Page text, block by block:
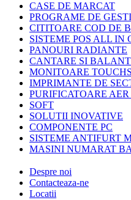
CASE DE MARCAT
PROGRAME DE
CITITOARE COD DE
SISTEME POS ALL IN
PANOURI RADIANTE
CANTARE SI
MONITOARE
IMPRIMANTE DE
PURIFICATOARE
SOFT
SOLUTII INOVATIVE
COMPONENTE PC
SISTEME ANTIFURT
MASINI NUMARAT
Despre noi
Contacteaza-ne
Locatii